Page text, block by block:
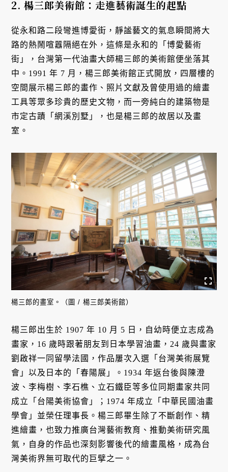
2. 楊三郎美術館：走進藝術誕生的起點
從永和路二段彎進博愛街，靜謐藝文的氣息瞬間將大
路的熱鬧喧囂隔絕在外，這條是永和的「博愛藝術
街」，台灣第一代油畫大師楊三郎的美術館便坐落其
中。1991 年 7 月，楊三郎美術館正式開放，四層樓的
空間展示楊三郎的畫作、照片文獻及曾使用過的繪畫
工具等眾多珍貴的歷史文物，而一旁純白的建築物是
市定古蹟「網溪別墅」，也是楊三郎的故居以及畫
室。
楊三郎的畫室。（圖 / 楊三郎美術館）
楊三郎出生於 1907 年 10 月 5 日，自幼時便立志成為
畫家，16 歲時跟著朋友到日本學習油畫，24 歲與畫家
劉啟祥一同留學法國，作品屢次入選「台灣美術展覽
會」以及日本的「春陽展」。1934 年返台後與陳澄
波、李梅樹、李石樵、立石鐵臣等多位同期畫家共同
成立「台陽美術協會」；1974 年成立「中華民國油畫
學會」並榮任理事長。楊三郎畢生除了不斷創作、精
進繪畫，也致力推廣台灣藝術教育、推動美術研究風
氣，自身的作品也深刻影響後代的繪畫風格，成為台
灣美術界無可取代的巨擘之一。